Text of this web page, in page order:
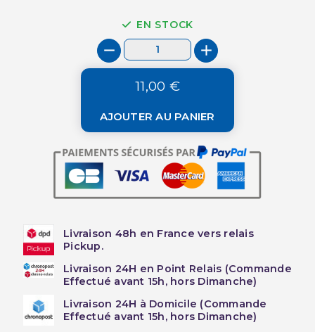
EN STOCK
11,00 €
AJOUTER AU PANIER
Livraison 48h en France vers relais
Pickup.
Livraison 24H en Point Relais (Commande
Effectué avant 15h, hors Dimanche)
Livraison 24H à Domicile (Commande
Effectué avant 15h, hors Dimanche)